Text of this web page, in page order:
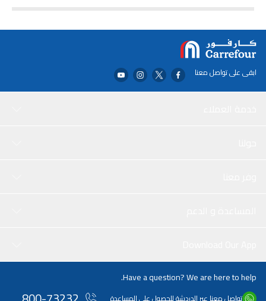
ابقى على تواصل معنا
Have a question? We are here to help.
تواصل معنا عبر الدردشة للحصول على المساعدة